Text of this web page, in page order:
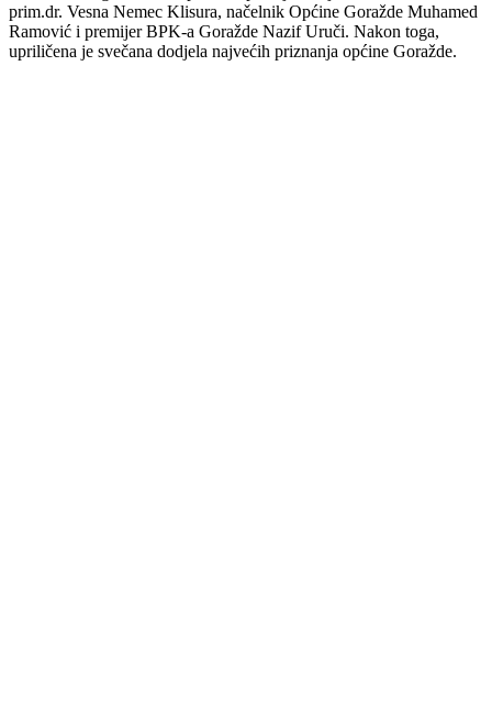
Povodom 18. septembra – Dana BPK-a i općine Goražde, održana je
svečana sjednica Općinskog vijeća Goražde. Čestitke povodom ovog
datuma svim građanima uputili su predsjedavajuća OV Goražde